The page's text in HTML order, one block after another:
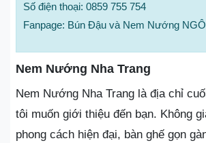
Số điện thoại: 0859 755 754
Fanpage: Bún Đậu và Nem Nướng
Nem Nướng Nha Trang
Nem Nướng Nha Trang là địa chỉ
tôi muốn giới thiệu đến bạn. Không
phong cách hiện đại, bàn ghế gọn